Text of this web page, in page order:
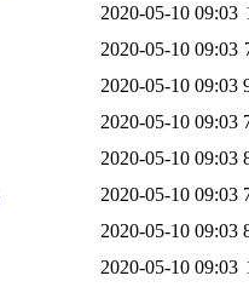
2020-05-10 09:03
2020-05-10 09:03
2020-05-10 09:03
2020-05-10 09:03
2020-05-10 09:03
2020-05-10 09:03
2020-05-10 09:03
2020-05-10 09:03